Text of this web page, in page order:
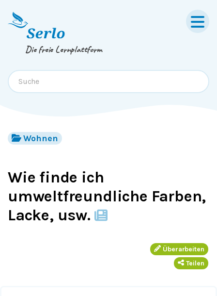
Springe zum
Die freie Lernplattform
Wohnen
Wie finde ich
umweltfreundliche Farben,
Lacke, usw.
Überarbeiten
Teilen